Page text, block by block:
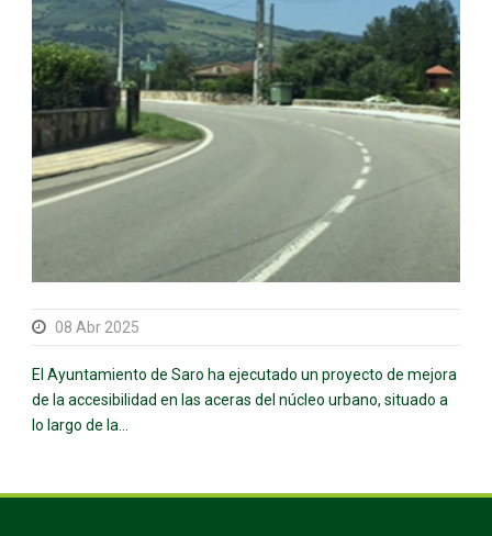
08 Abr 2025
El Ayuntamiento de Saro ha ejecutado un proyecto de mejora
de la accesibilidad en las aceras del núcleo urbano, situado a
lo largo de la...